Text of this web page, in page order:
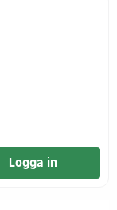
Logga in